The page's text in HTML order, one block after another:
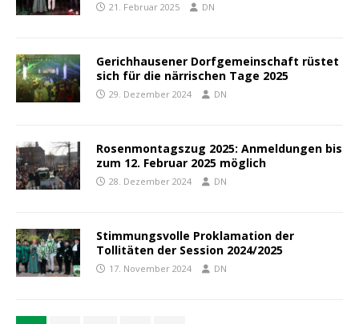
21. Februar 2025 DN
Gerichhausener Dorfgemeinschaft rüstet
sich für die närrischen Tage 2025
29. Dezember 2024 DN
Rosenmontagszug 2025: Anmeldungen bis
zum 12. Februar 2025 möglich
28. Dezember 2024 DN
Stimmungsvolle Proklamation der
Tollitäten der Session 2024/2025
17. November 2024 DN